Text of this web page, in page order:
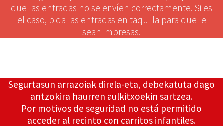
que las entradas no se envíen correctamente. Si es
el caso, pida las entradas en taquilla para que le
sean impresas.
Segurtasun arrazoiak direla-eta, debekatuta dago
antzokira haurren aulkitxoekin sartzea.
Por motivos de seguridad no está permitido
acceder al recinto con carritos infantiles.